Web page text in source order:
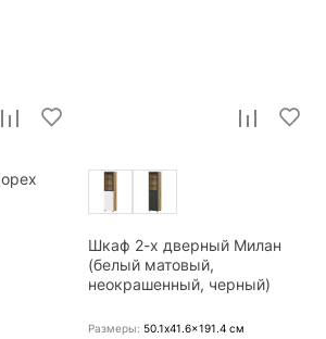
Шкаф 2-х дверный Милан
(белый матовый,
неокрашенный, черный)
Размеры: 50.1x41.6x191.4 см